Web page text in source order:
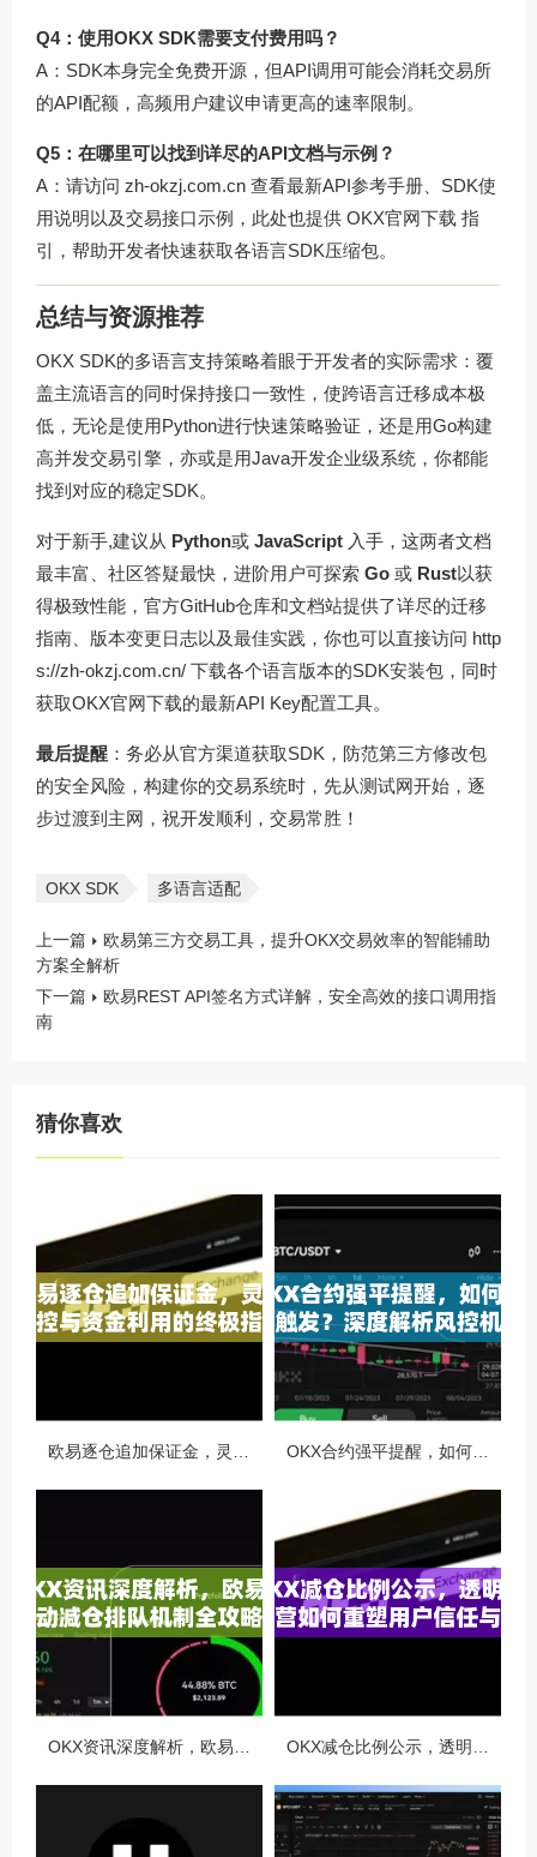
Q4：使用OKX SDK需要支付费用吗？
A：SDK本身完全免费开源，但API调用可能会消耗交易所
的API配额，高频用户建议申请更高的速率限制。
Q5：在哪里可以找到详尽的API文档与示例？
A：请访问 zh-okzj.com.cn 查看最新API参考手册、SDK使
用说明以及交易接口示例，此处也提供 OKX官网下载 指
引，帮助开发者快速获取各语言SDK压缩包。
总结与资源推荐
OKX SDK的多语言支持策略着眼于开发者的实际需求：覆
盖主流语言的同时保持接口一致性，使跨语言迁移成本极
低，无论是使用Python进行快速策略验证，还是用Go构建
高并发交易引擎，亦或是用Java开发企业级系统，你都能
找到对应的稳定SDK。
对于新手,建议从 Python或 JavaScript 入手，这两者文档
最丰富、社区答疑最快，进阶用户可探索 Go 或 Rust以获
得极致性能，官方GitHub仓库和文档站提供了详尽的迁移
指南、版本变更日志以及最佳实践，你也可以直接访问 http
s://zh-okzj.com.cn/ 下载各个语言版本的SDK安装包，同时
获取OKX官网下载的最新API Key配置工具。
最后提醒 ：务必从官方渠道获取SDK，防范第三方修改包
的安全风险，构建你的交易系统时，先从测试网开始，逐
步过渡到主网，祝开发顺利，交易常胜！
OKX SDK 多语言适配
上一篇
欧易第三方交易工具，提升OKX交易效率的智能辅助
方案全解析
下一篇
欧易REST API签名方式详解，安全高效的接口调用指
南
猜你喜欢